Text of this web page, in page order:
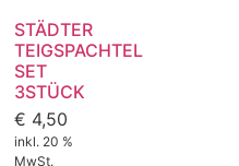
STÄDTER
TEIGSPACHTEL
SET
3STÜCK
€ 4,50
inkl. 20 %
MwSt.